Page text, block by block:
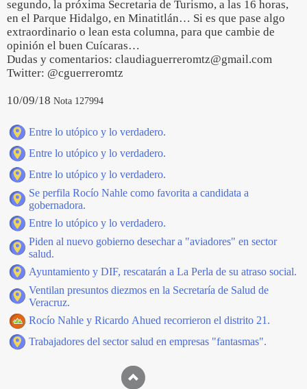
segundo, la próxima Secretaria de Turismo, a las 16 horas,
en el Parque Hidalgo, en Minatitlán… Si es que pase algo
extraordinario o lean esta columna, para que cambie de
opinión el buen Cuícaras…
Dudas y comentarios: claudiaguerreromtz@gmail.com
Twitter: @cguerreromtz
10/09/18 Nota 127994
Entre lo utópico y lo verdadero.
Entre lo utópico y lo verdadero.
Entre lo utópico y lo verdadero.
Se perfila Rocío Nahle como favorita a candidata a
gobernadora.
Entre lo utópico y lo verdadero.
Piden al nuevo gobierno desechar a "aviadores" en sector
salud.
Ayuntamiento y DIF, rescatarán a La Perla de su atraso social.
Ventilan presuntos diezmos en la Secretaría de Salud de
Veracruz.
Rocío Nahle y Ricardo Ahued recorrieron el distrito 21.
Trabajadores del sector salud en empresas "fantasmas".